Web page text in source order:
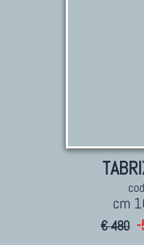
cm
€ 480